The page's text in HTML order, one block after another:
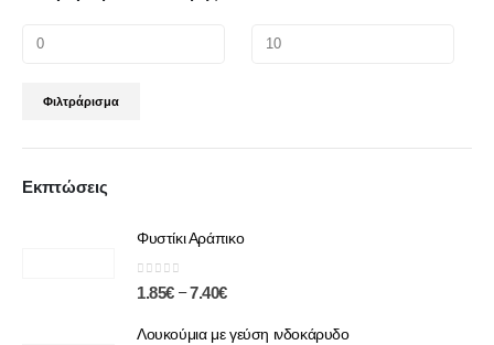
Φιλτράρισμα
Εκπτώσεις
Φυστίκι Αράπικο
0 out of 5
1.85€ – 7.40€
Λουκούμια με γεύση ινδοκάρυδο